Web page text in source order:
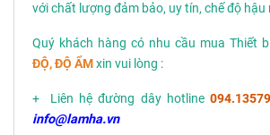
với chất lượng đảm bảo, uy tín, chế độ hậu
Quý khách hàng có nhu cầu mua Thiết
ĐỘ, ĐỘ ẨMxin vui lòng :
+ Liên hệ đường dây hotline
info@lamha.vn